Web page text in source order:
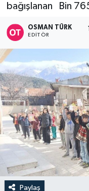
bağışlanan Bin
OSMAN TÜRK
EDITÖR
Paylaş